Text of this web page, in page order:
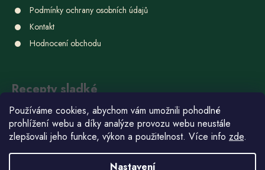
Používáme cookies, abychom vám umožnili pohodlné
prohlížení webu a díky analýze provozu webu neustále
zlepšovali jeho funkce, výkon a použitelnost. Více info zde.
Nastavení
Podmínky ochrany osobních údajů
Kontakt
Hodnocení obchodu
Recepty sladké
Ube chlebíček
22.6.2026
Domácí bonbóny